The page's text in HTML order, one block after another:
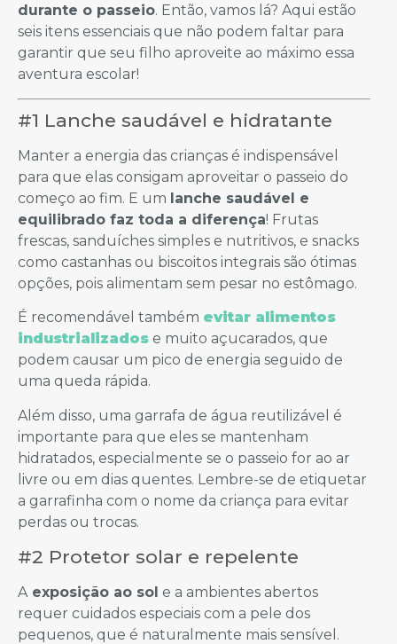
durante o passeio. Então, vamos lá? Aqui estão
seis itens essenciais que não podem faltar para
garantir que seu filho aproveite ao máximo essa
aventura escolar!
#1 Lanche saudável e hidratante
Manter a energia das crianças é indispensável
para que elas consigam aproveitar o passeio do
começo ao fim. E um lanche saudável e
equilibrado faz toda a diferença! Frutas
frescas, sanduíches simples e nutritivos, e snacks
como castanhas ou biscoitos integrais são ótimas
opções, pois alimentam sem pesar no estômago.
É recomendável também evitar alimentos
industrializados e muito açucarados, que
podem causar um pico de energia seguido de
uma queda rápida.
Além disso, uma garrafa de água reutilizável é
importante para que eles se mantenham
hidratados, especialmente se o passeio for ao ar
livre ou em dias quentes. Lembre-se de etiquetar
a garrafinha com o nome da criança para evitar
perdas ou trocas.
#2 Protetor solar e repelente
Aexposição ao sol e a ambientes abertos
requer cuidados especiais com a pele dos
pequenos, que é naturalmente mais sensível.